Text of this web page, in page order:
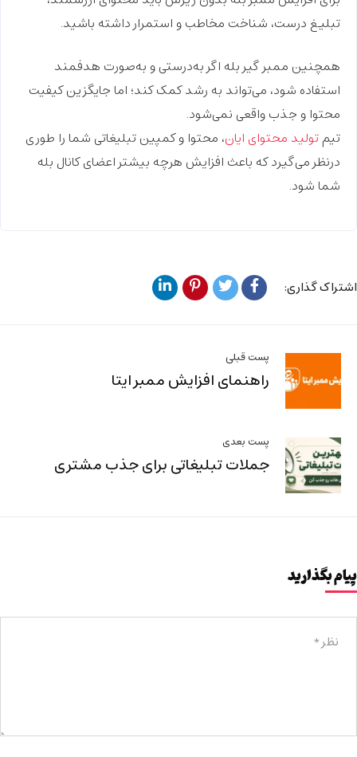
تبلیغ درست، شناخت مخاطب و استمرار داشته باشید.
همچنین ممبر گیر بله اگر به‌درستی و به‌صورت هدفمند
استفاده شود، می‌تواند به رشد کمک کند؛ اما جایگزین کیفیت
محتوا و جذب واقعی نمی‌شود.
تیمتولید محتوای ایان، محتوا و کمپین تبلیغاتی شما را طوری
درنظر می‌گیرد که باعث افزایش هرچه بیشتر اعضای کانال بله
شما شود.
اشتراک گذاری:
پست قبلی
راهنمای افزایش ممبر ایتا
پست بعدی
جملات تبلیغاتی برای جذب مشتری
پیام بگذارید